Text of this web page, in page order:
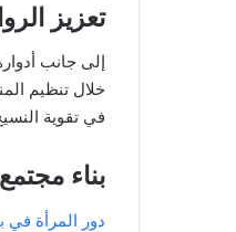
تعزيز
إلى جانب
خلال تنظيم
في تقوية
بناء
دور المرأة في